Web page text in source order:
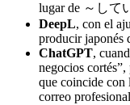
lugar de ～して
DeepL, con el
producir japonés
ChatGPT,
negocios
que coincide con
correo